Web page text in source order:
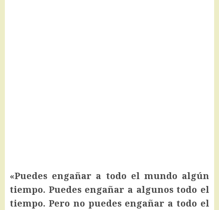
«Puedes engañar a todo el mundo algún
tiempo. Puedes engañar a algunos todo el
tiempo. Pero no puedes engañar a todo el